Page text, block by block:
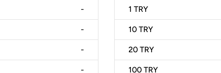
-
-
-
-
1 TRY
10 TRY
20 TRY
100 TRY